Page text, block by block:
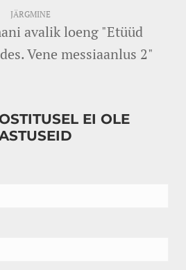
JÄRGMINE
avalik loeng "Etüüd
Vene messiaanlus 2"
EI OLE